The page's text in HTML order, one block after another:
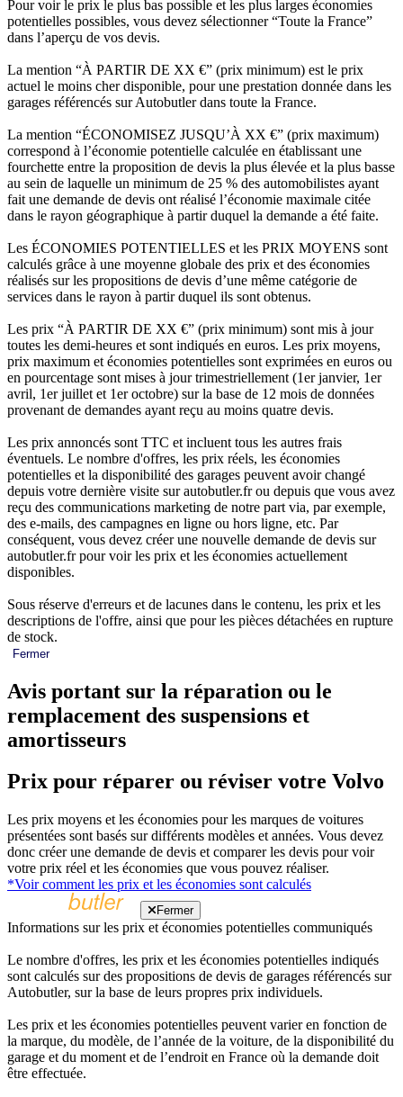
Pour voir le prix le plus bas possible et les plus larges économies
potentielles possibles, vous devez sélectionner “Toute la France”
dans l’aperçu de vos devis.
La mention “À PARTIR DE XX €” (prix minimum) est le prix
actuel le moins cher disponible, pour une prestation donnée dans les
garages référencés sur Autobutler dans toute la France.
La mention “ÉCONOMISEZ JUSQU’À XX €” (prix maximum)
correspond à l’économie potentielle calculée en établissant une
fourchette entre la proposition de devis la plus élevée et la plus basse
au sein de laquelle un minimum de 25 % des automobilistes ayant
fait une demande de devis ont réalisé l’économie maximale citée
dans le rayon géographique à partir duquel la demande a été faite.
Les ÉCONOMIES POTENTIELLES et les PRIX MOYENS sont
calculés grâce à une moyenne globale des prix et des économies
réalisés sur les propositions de devis d’une même catégorie de
services dans le rayon à partir duquel ils sont obtenus.
Les prix “À PARTIR DE XX €” (prix minimum) sont mis à jour
toutes les demi-heures et sont indiqués en euros. Les prix moyens,
prix maximum et économies potentielles sont exprimées en euros ou
en pourcentage sont mises à jour trimestriellement (1er janvier, 1er
avril, 1er juillet et 1er octobre) sur la base de 12 mois de données
provenant de demandes ayant reçu au moins quatre devis.
Les prix annoncés sont TTC et incluent tous les autres frais
éventuels. Le nombre d'offres, les prix réels, les économies
potentielles et la disponibilité des garages peuvent avoir changé
depuis votre dernière visite sur autobutler.fr ou depuis que vous avez
reçu des communications marketing de notre part via, par exemple,
des e-mails, des campagnes en ligne ou hors ligne, etc. Par
conséquent, vous devez créer une nouvelle demande de devis sur
autobutler.fr pour voir les prix et les économies actuellement
disponibles.
Sous réserve d'erreurs et de lacunes dans le contenu, les prix et les
descriptions de l'offre, ainsi que pour les pièces détachées en rupture
de stock.
Fermer
Avis portant sur la réparation ou le
remplacement des suspensions et
amortisseurs
Prix pour réparer ou réviser votre Volvo
Les prix moyens et les économies pour les marques de voitures
présentées sont basés sur différents modèles et années. Vous devez
donc créer une demande de devis et comparer les devis pour voir
votre prix réel et les économies que vous pouvez réaliser.
*Voir comment les prix et les économies sont calculés
Fermer
Informations sur les prix et économies potentielles communiqués
Le nombre d'offres, les prix et les économies potentielles indiqués
sont calculés sur des propositions de devis de garages référencés sur
Autobutler, sur la base de leurs propres prix individuels.
Les prix et les économies potentielles peuvent varier en fonction de
la marque, du modèle, de l’année de la voiture, de la disponibilité du
garage et du moment et de l’endroit en France où la demande doit
être effectuée.